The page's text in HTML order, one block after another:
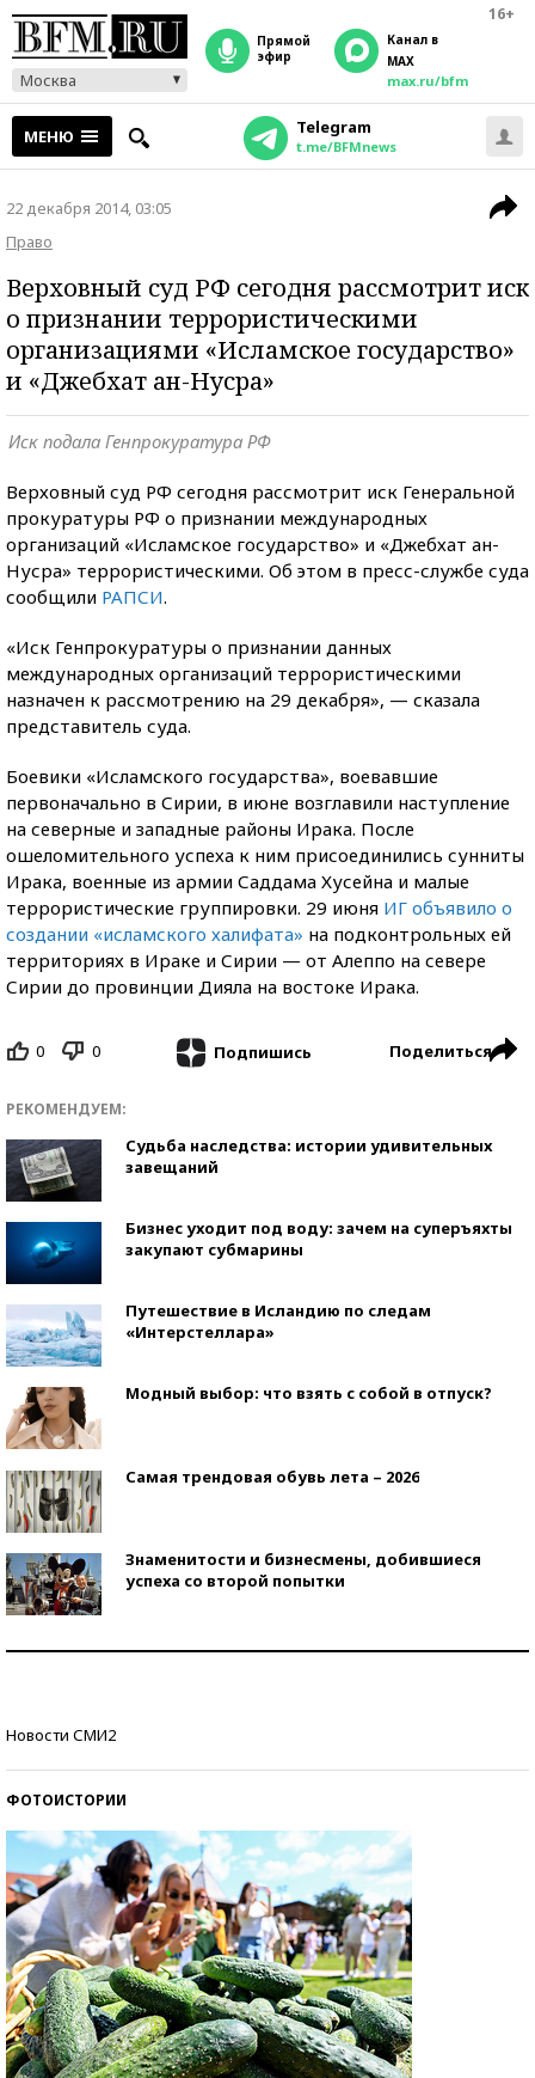
16+
Москва
прямой
эфир
Канал в
MAX
max.ru/bfm
МЕНЮ Telegram
t.me/BFMnews
22 декабря 2014, 03:05
Право
Верховный суд РФ сегодня рассмотрит иск
о признании террористическими
организациями «Исламское государство»
и «Джебхат ан-Нусра»
Иск подала Генпрокуратура РФ
Верховный суд РФ сегодня рассмотрит иск Генеральной
прокуратуры РФ о признании международных
организаций «Исламское государство» и «Джебхат ан-
Нусра» террористическими. Об этом в пресс-службе суда
сообщили РАПСИ.
«Иск Генпрокуратуры о признании данных
международных организаций террористическими
назначен к рассмотрению на 29 декабря», — сказала
представитель суда.
Боевики «Исламского государства», воевавшие
первоначально в Сирии, в июне возглавили наступление
на северные и западные районы Ирака. После
ошеломительного успеха к ним присоединились сунниты
Ирака, военные из армии Саддама Хусейна и малые
террористические группировки. 29 июня ИГ объявило о
создании «исламского халифата» на подконтрольных ей
территориях в Ираке и Сирии — от Алеппо на севере
Сирии до провинции Дияла на востоке Ирака.
0 0 Подпишись Поделиться
РЕКОМЕНДУЕМ:
Судьба наследства: истории удивительных
завещаний
Бизнес уходит под воду: зачем на суперъяхты
закупают субмарины
Путешествие в Исландию по следам
«Интерстеллара»
Модный выбор: что взять с собой в отпуск?
Самая трендовая обувь лета – 2026
Знаменитости и бизнесмены, добившиеся
успеха со второй попытки
Новости СМИ2
ФОТОИСТОРИИ